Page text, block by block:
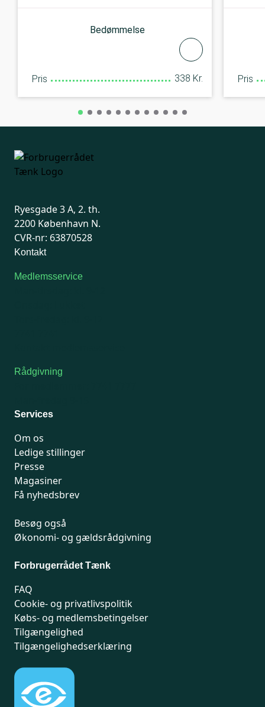
Bedømmelse
Pris 338 Kr. Pris
Ryesgade 3 A, 2. th.
2200 København N.
CVR-nr: 63870528
Kontakt
Medlemsservice
Rådgivning
Services
Om os
Ledige stillinger
Presse
Magasiner
Få nyhedsbrev
Besøg også
Økonomi- og gældsrådgivning
Forbrugerrådet Tænk
FAQ
Cookie- og privatlivspolitik
Købs- og medlemsbetingelser
Tilgængelighed
Tilgængelighedserklæring